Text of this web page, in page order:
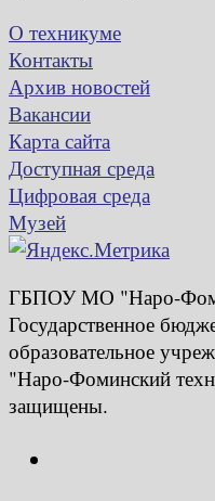
О техникуме
Контакты
Архив новостей
Вакансии
Карта сайта
Доступная среда
Цифровая среда
Музей
ГБПОУ МО "Наро-
Государственное
образовательное
"Наро-Фоминский
защищены.